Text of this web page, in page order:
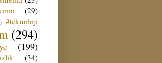
(29)
#teknoloji
(294)
(199)
(34)